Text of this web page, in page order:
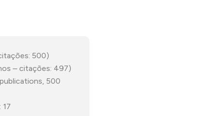
500)
– citações: 497)
500